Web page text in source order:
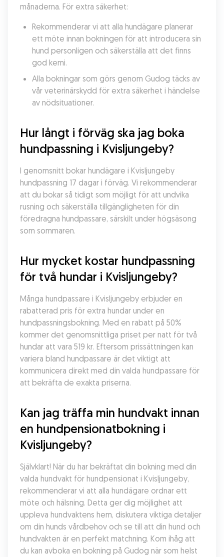
månaderna. För extra säkerhet:
Rekommenderar vi att alla hundägare planerar
ett möte innan bokningen för att introducera sin
hund personligen och säkerställa att det finns
god kemi.
Alla bokningar som görs genom Gudog täcks av
vår veterinärskydd för extra säkerhet i händelse
av nödsituationer.
Hur långt i förväg ska jag boka
hundpassning i Kvisljungeby?
I genomsnitt bokar hundägare i Kvisljungeby
hundpassning 17 dagar i förväg. Vi rekommenderar
att du bokar så tidigt som möjligt för att undvika
rusning och säkerställa tillgängligheten för din
föredragna hundpassare, särskilt under högsäsong
som sommaren.
Hur mycket kostar hundpassning
för två hundar i Kvisljungeby?
Många hundpassare i Kvisljungeby erbjuder en
rabatterad pris för extra hundar under en
hundpassningsbokning. Med en rabatt på 50%
kommer det genomsnittliga priset per natt för två
hundar att vara 519 kr. Eftersom prissättningen kan
variera bland hundpassare är det viktigt att
kommunicera direkt med din valda hundpassare för
att bekräfta de exakta priserna.
Kan jag träffa min hundvakt innan
en hundpensionatbokning i
Kvisljungeby?
Självklart! När du har bekräftat din bokning med din
valda hundvakt för hundpensionat i Kvisljungeby,
rekommenderar vi att alla hundägare ordnar ett
möte och hälsning. Detta ger dig möjlighet att
uppleva hundvaktens hem, diskutera viktiga detaljer
om din hunds vårdbehov och se till att din hund och
hundvakten är en perfekt matchning. Kom ihåg att
du kan avboka en bokning på Gudog när som helst